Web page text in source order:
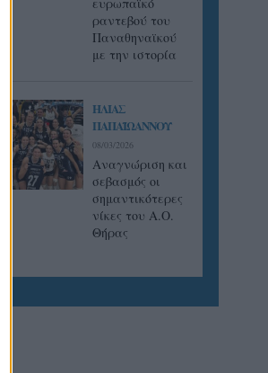
ραντεβού του
Παναθηναϊκού
με την ιστορία
ΗΛΙΑΣ
ΠΑΠΑΪΩΑΝΝΟΥ
08/03/2026
Αναγνώριση και
σεβασμός οι
σημαντικότερες
νίκες του Α.Ο.
Θήρας